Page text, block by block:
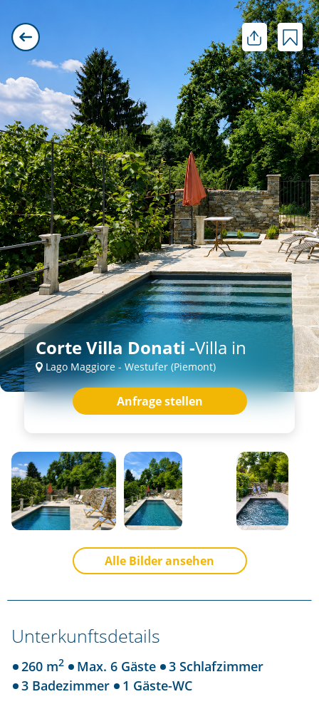
Alle Bilder ansehen
Unterkunftsdetails
260 m2 Max. 6 Gäste
3 Schlafzimmer
3 Badezimmer
1 Gäste-WC
Corte Villa Donati -Villa in
Lago Maggiore - Westufer (Piemont)
Anfrage stellen